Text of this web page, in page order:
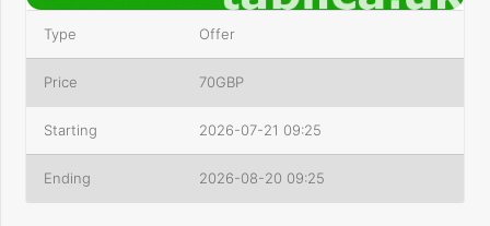
Type Offer
Price 70GBP
Starting 2026-07-21 09:25
Ending 2026-08-20 09:25